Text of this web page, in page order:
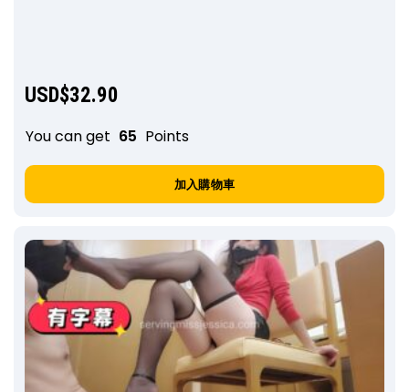
USD$32.90
You can get 65 Points
加入購物車